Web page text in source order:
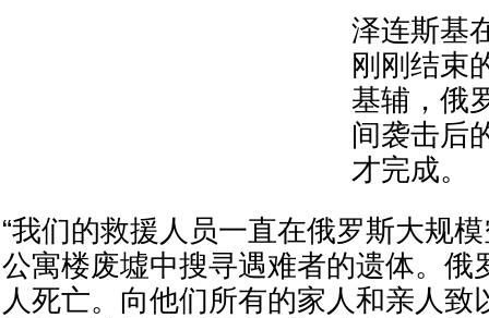
泽连斯基
刚刚结束
基辅，俄
间袭击后
才完成。
“我们的救援人员一直在俄罗斯大规
公寓楼废墟中搜寻遇难者的遗体。俄
人死亡。向他们所有的家人和亲人致